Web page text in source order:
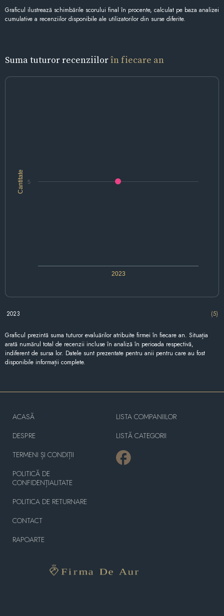
Graficul ilustrează schimbările scorului final în procente, calculat pe baza analizei
cumulative a recenziilor disponibile ale utilizatorilor din surse diferite.
Suma tuturor recenziilorîn fiecare an
Cantitate
2023
5
2023 (5)
Graficul prezintă suma tuturor evaluărilor atribuite firmei în fiecare an. Situația
arată numărul total de recenzii incluse în analiză în perioada respectivă,
indiferent de sursa lor. Datele sunt prezentate pentru anii pentru care au fost
disponibile informații complete.
ACASĂ
DESPRE
TERMENI ȘI CONDIȚII
POLITICĂ DE
CONFIDENȚIALITATE
POLITICA DE RETURNARE
CONTACT
RAPOARTE
LISTA COMPANIILOR
LISTĂ CATEGORII